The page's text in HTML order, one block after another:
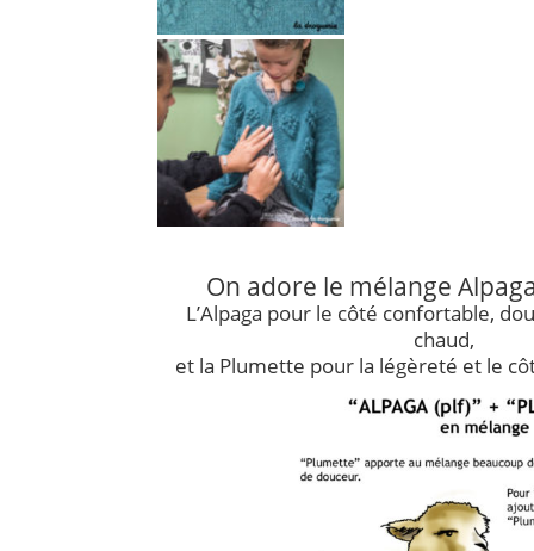
On adore le mélange
L’Alpaga pour le côté confortable,
chaud,
et la Plumette pour la légèreté et le